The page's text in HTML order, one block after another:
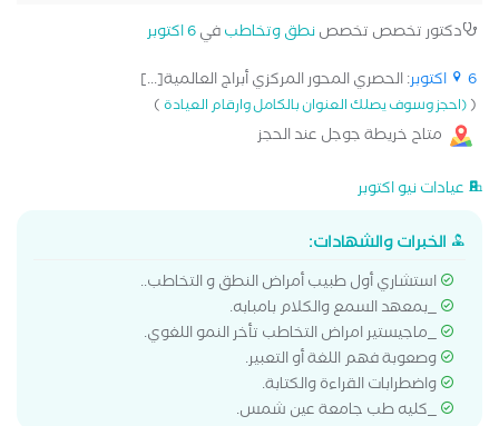
دكتور تخصص تخصصنطق وتخاطبفي6 اكتوبر
6 اكتوبر
: الحصري المحور المركزي أبراج العالمية[...]
((احجز وسوف يصلك العنوان بالكامل وارقام العيادة)
متاح خريطة جوجل عند الحجز
عيادات نيو اكتوبر
الخبرات والشهادات:
استشاري أول طبيب أمراض النطق و التخاطب..
_بمعهد السمع والكلام بامبابه.
_ماجيستير امراض التخاطب تأخر النمو اللغوي.
وصعوبة فهم اللغة أو التعبير.
واضطرابات القراءة والكتابة.
_كليه طب جامعة عين شمس.